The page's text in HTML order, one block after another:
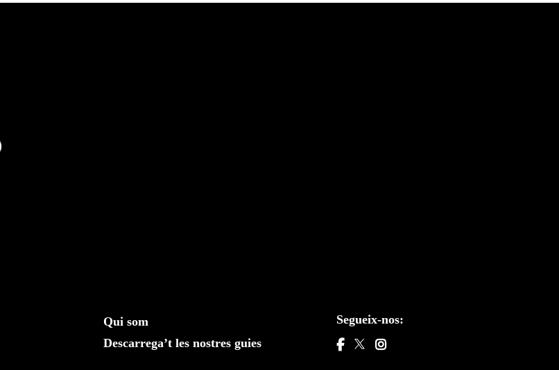
Qui som
Descarrega’t les nostres guies
Segueix-nos: